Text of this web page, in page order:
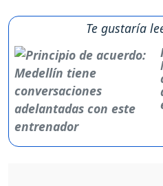
Te gustaría